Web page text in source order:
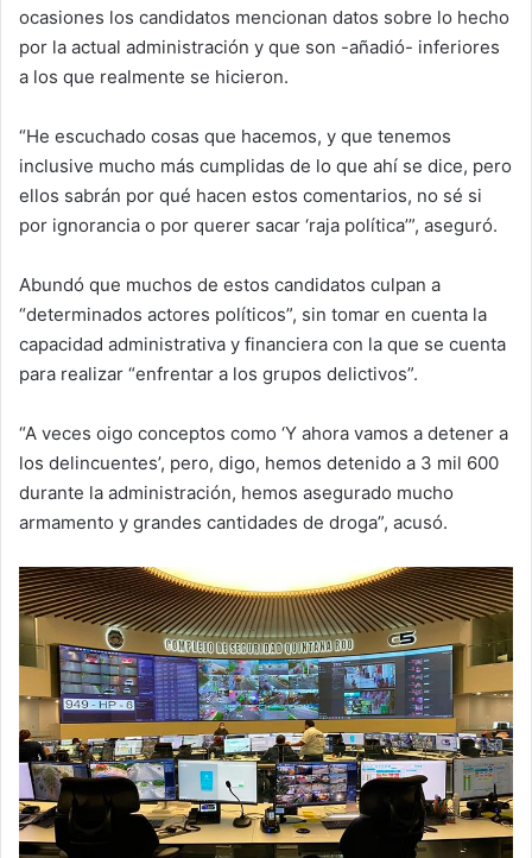
ocasiones los candidatos mencionan datos sobre lo hecho
por la actual administración y que son -añadió- inferiores
a los que realmente se hicieron.
“He escuchado cosas que hacemos, y que tenemos
inclusive mucho más cumplidas de lo que ahí se dice, pero
ellos sabrán por qué hacen estos comentarios, no sé si
por ignorancia o por querer sacar ‘raja política’”, aseguró.
Abundó que muchos de estos candidatos culpan a
“determinados actores políticos”, sin tomar en cuenta la
capacidad administrativa y financiera con la que se cuenta
para realizar “enfrentar a los grupos delictivos”.
“A veces oigo conceptos como ‘Y ahora vamos a detener a
los delincuentes’, pero, digo, hemos detenido a 3 mil 600
durante la administración, hemos asegurado mucho
armamento y grandes cantidades de droga”, acusó.